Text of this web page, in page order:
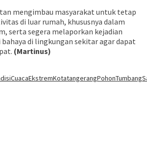
mengimbau masyarakat untuk tetap
di luar rumah, khususnya dalam
serta segera melaporkan kejadian
di lingkungan sekitar agar dapat
(Martinus)
KotatangerangPohonTumbang